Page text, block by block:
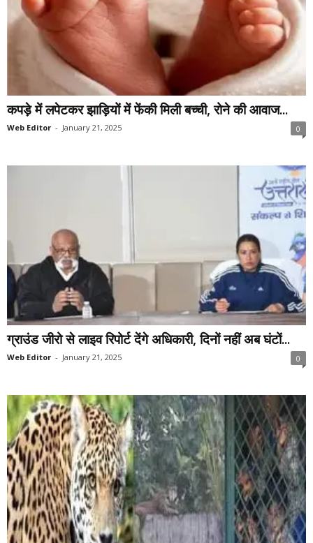
कपड़े में लपेटकर झाड़ियों में फेंकी मिली बच्ची, रोने की आवाज...
Web Editor - January 21, 2025 0
ग्राउंड जीरो से लाइव रिपोर्ट देंगे अधिकारी, दिनों नहीं अब घंटों...
Web Editor - January 21, 2025 0